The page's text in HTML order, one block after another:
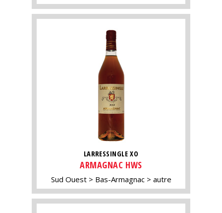
LARRESSINGLE XO
ARMAGNAC HWS
Sud Ouest Bas-Armagnac autre